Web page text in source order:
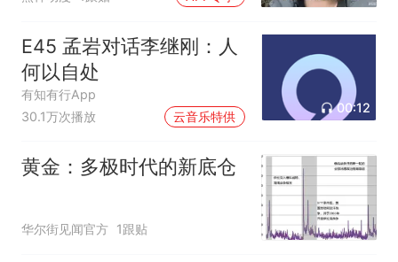
E45 孟岩对话李继刚：人
何以自处
有知有行App
30.1万次播放
云音乐特供
00:12
黄金：多极时代的新底仓
华尔街见闻官方 1跟贴